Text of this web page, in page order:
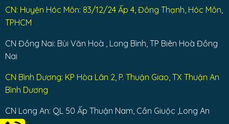
CN: Huyện Hóc Môn: 83/12/24 Ấp 4, Đông Thạnh, Hóc Môn,
TPHCM
CN Đồng Nai: Bùi Văn Hoà , Long Bình, TP Biên Hoà Đồng
Nai
CN Bình Dương: KP Hòa Lân 2, P. Thuận Giao, TX Thuận An
Bình Dương
CN Long An: QL 50 Ấp Thuận Nam, Cần Giuộc ,Long An